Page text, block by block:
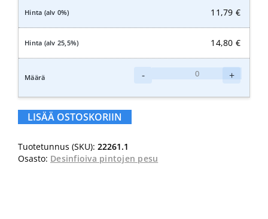
11,79 €
14,80 €
-
Pro
+
LISÄÄ OSTOSKORIIN
Tuotetunnus (SKU): 22261.1
Osasto: Desinfioiva pintojen pesu